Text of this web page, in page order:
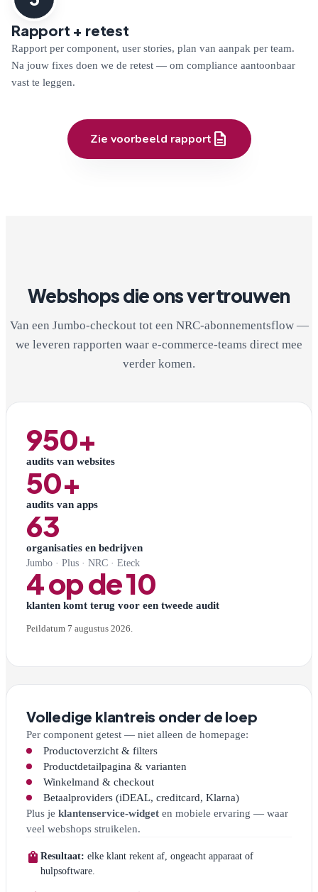
Rapport + retest
Rapport per component, user stories, plan van aanpak per team.
Na jouw fixes doen we de retest — om compliance aantoonbaar
vast te leggen.
Zie voorbeeld rapport description
Webshops die ons vertrouwen
Van een Jumbo-checkout tot een NRC-abonnementsflow —
we leveren rapporten waar e-commerce-teams direct mee
verder komen.
950+
audits van websites
50+
audits van apps
63
organisaties en bedrijven
Jumbo · Plus · NRC · Eteck
4 op de 10
klanten komt terug voor een tweede audit
Peildatum 7 augustus 2026.
Volledige klantreis onder de loep
Per component getest — niet alleen de homepage:
Productoverzicht & filters
Productdetailpagina & varianten
Winkelmand & checkout
Betaalproviders (iDEAL, creditcard, Klarna)
Plus je klantenservice-widget en mobiele ervaring — waar
veel webshops struikelen.
shopping_bag Resultaat: elke klant rekent af, ongeacht apparaat of
hulpsoftware.